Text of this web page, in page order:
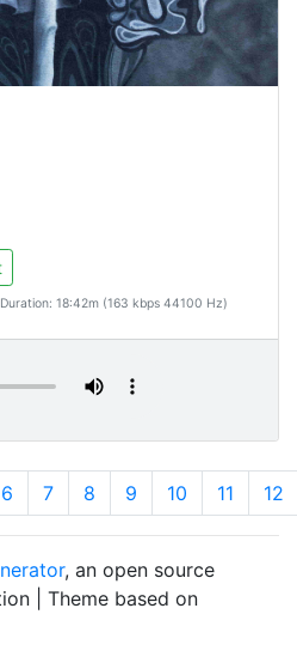
18:42m (163 kbps 44100 Hz)
6 7 8 9 10 11 12
, an open source
| Theme based on